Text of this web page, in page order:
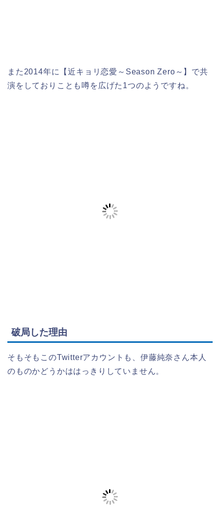
また2014年に【近キョリ恋愛～Season Zero～】で共
演をしておりことも噂を広げた1つのようですね。
破局した理由
そもそもこのTwitterアカウントも、伊藤純奈さん本人
のものかどうかははっきりしていません。